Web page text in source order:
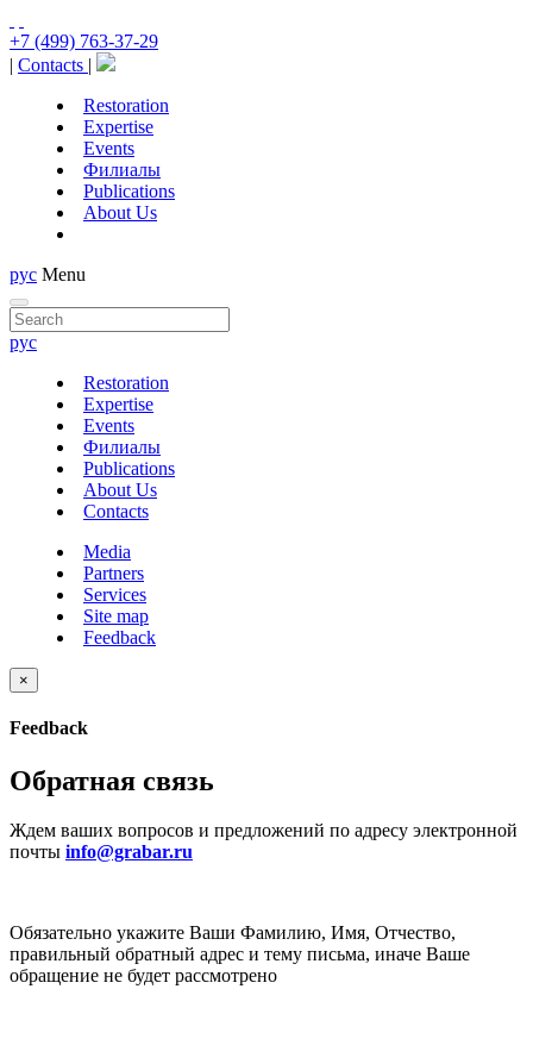
+7 (499) 763-37-29
| Contacts |
Restoration
Expertise
Events
Филиалы
Publications
About Us
рус Menu
рус
Restoration
Expertise
Events
Филиалы
Publications
About Us
Contacts
Media
Partners
Services
Site map
Feedback
×
Feedback
Обратная связь
Ждем ваших вопросов и предложений по адресу электронной
почты info@grabar.ru
Обязательно укажите Ваши Фамилию, Имя, Отчество,
правильный обратный адрес и тему письма, иначе Ваше
обращение не будет рассмотрено